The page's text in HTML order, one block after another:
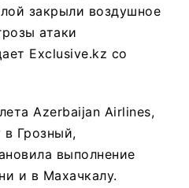
закрыли воздушное
атаки
Exclusive.kz со
Azerbaijan Airlines,
в Грозный,
выполнение
и в Махачкалу.